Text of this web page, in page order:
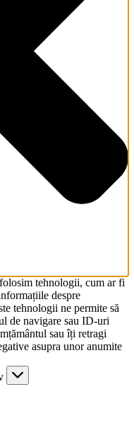
tehnologii, cum ar fi
despre
tehnologii ne permite să
de navigare sau ID-uri
sau îți retragi
asupra unor anumite